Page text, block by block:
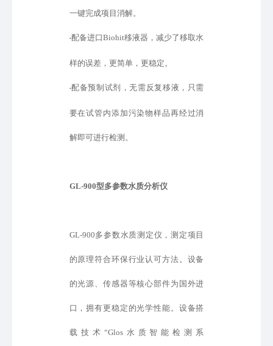
一键完成项目消解。
•配备进口 Biohit移液器，减少了移取水
样的误差，更简单，更稳定。
•配备预制试剂，无需反复移液，只需
要在试管内添加污染物样品再经过消
解即可进行检测。
GL-900型多参数水质分析仪
GL-900多参数水质测定仪，测定项目
的原理符合环保行业认可方法。设备
的光源、传感器等核心部件为国外进
口 ，拥有更稳定的光学性能。设备搭
载 技术 “Glos水质智能检测系